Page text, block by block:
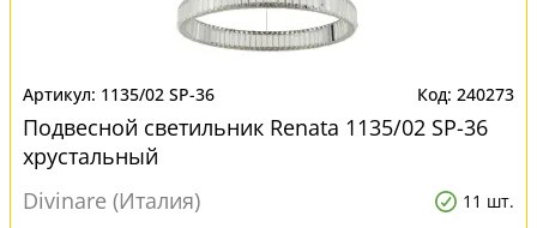
1135/02 SP-36 240273
Подвесной светильник Renata 1135/02 SP-36
хрустальный
Divinare (Италия)
11 шт.